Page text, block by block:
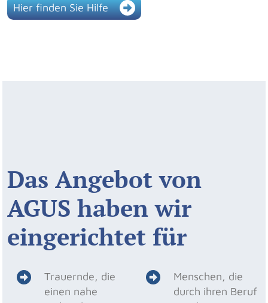
Hier finden Sie Hilfe
Das Angebot von
AGUS haben wir
eingerichtet für
Trauernde, die
einen nahe
Menschen, die
durch ihren Beruf